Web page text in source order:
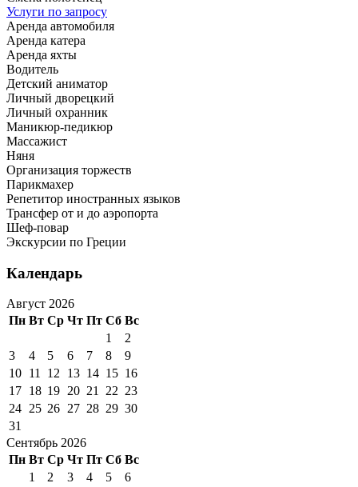
Услуги по запросу
Аренда автомобиля
Аренда катера
Аренда яхты
Водитель
Детский аниматор
Личный дворецкий
Личный охранник
Маникюр-педикюр
Массажист
Няня
Организация торжеств
Парикмахер
Репетитор иностранных языков
Трансфер от и до аэропорта
Шеф-повар
Экскурсии по Греции
Календарь
Август 2026
Пн Вт Ср Чт Пт Сб Вс
1
2
3
4 5 6 7 8
9
10 11 12 13 14 15 16
17 18 19 20 21 22 23
24 25 26 27 28 29 30
31
Сентябрь 2026
Пн Вт Ср Чт Пт Сб Вс
1
2 3 4 5
6